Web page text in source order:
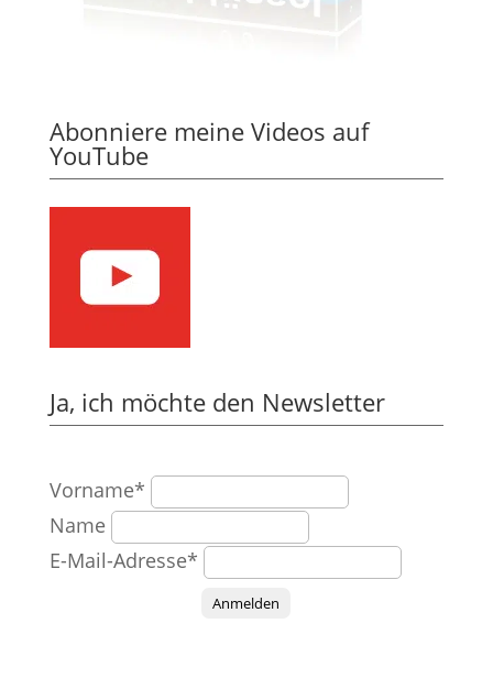
Abonniere meine Videos auf
YouTube
Ja, ich möchte den Newsletter
Vorname*
Name
E-Mail-Adresse*
Anmelden